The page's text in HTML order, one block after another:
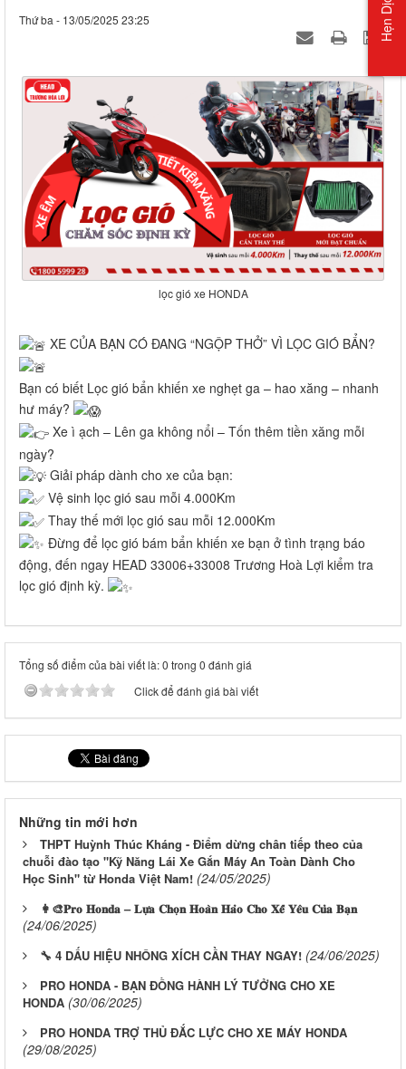
Thứ ba - 13/05/2025 23:25
lọc gió xe HONDA
XE CỦA BẠN CÓ ĐANG “NGỘP THỞ” VÌ LỌC GIÓ BẨN?
Bạn có biết Lọc gió bẩn khiến xe nghẹt ga – hao xăng – nhanh
hư máy?
Xe ì ạch – Lên ga không nổi – Tốn thêm tiền xăng mỗi
ngày?
Giải pháp dành cho xe của bạn:
Vệ sinh lọc gió sau mỗi 4.000Km
Thay thế mới lọc gió sau mỗi 12.000Km
Đừng để lọc gió bám bẩn khiến xe bạn ở tình trạng báo
động, đến ngay HEAD 33006+33008 Trương Hoà Lợi kiểm tra
lọc gió định kỳ.
Tổng số điểm của bài viết là: 0 trong 0 đánh giá
Click để đánh giá bài viết
Những tin mới hơn
THPT Huỳnh Thúc Kháng - Điểm dừng chân tiếp theo của
chuỗi đào tạo "Kỹ Năng Lái Xe Gắn Máy An Toàn Dành Cho
Học Sinh" từ Honda Việt Nam! (24/05/2025)
👩‍🎨𝐏𝐫𝐨 𝐇𝐨𝐧𝐝𝐚 – 𝐋𝐮̛̣𝐚 𝐂𝐡𝐨̣𝐧 𝐇𝐨𝐚̀𝐧 𝐇𝐚̉𝐨 𝐂𝐡𝐨 𝐗𝐞̂́ 𝐘𝐞̂𝐮 𝐂𝐮̉𝐚 𝐁𝐚̣𝐧
(24/06/2025)
🔧 4 DẤU HIỆU NHÔNG XÍCH CẦN THAY NGAY! (24/06/2025)
PRO HONDA - BẠN ĐỒNG HÀNH LÝ TƯỞNG CHO XE
HONDA (30/06/2025)
PRO HONDA TRỢ THỦ ĐẮC LỰC CHO XE MÁY HONDA
(29/08/2025)